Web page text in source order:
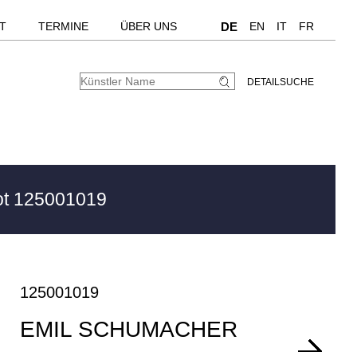
TERMINE ÜBER UNS DE EN IT FR
DETAILSUCHE
125001019
125001019
EMIL SCHUMACHER